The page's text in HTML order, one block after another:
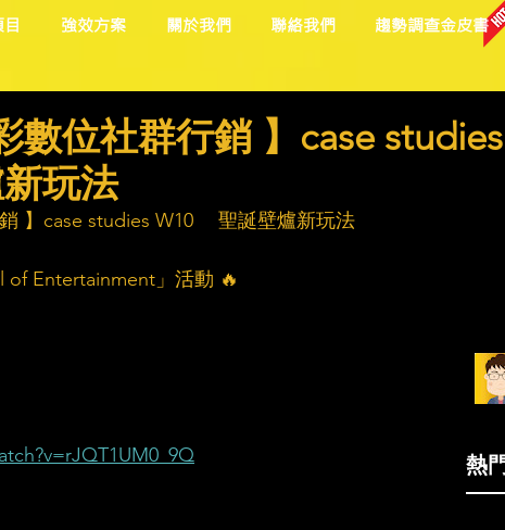
強效方案 關於我們 聯絡我們 趨勢調查金皮書
數位社群行銷 】case studies
玩法
】case studies W10　 聖誕壁爐新玩法
of Entertainment」活動 🔥
熱